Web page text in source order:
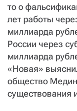
то о
лет работы
миллиарда
России через
миллиарда
«Новая»
общество
существования